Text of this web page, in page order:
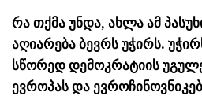
რა თქმა უნდა, ახლა ამ
აღიარება ბევრს უჭირს.
სწორედ დემოკრატიის
ევროპას და